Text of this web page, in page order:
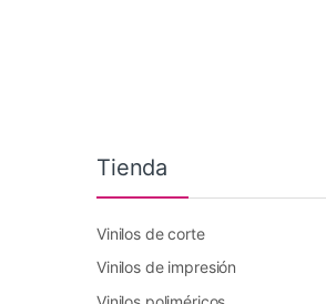
Tienda
Vinilos de corte
Vinilos de impresión